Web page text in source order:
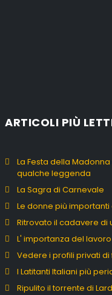
ARTICOLI PIÙ
La Festa della
qualche leggenda
La Sagra di Carnevale
Le donne più
Ritrovato il cadavere di
L' importanza del lavoro
Vedere i profili privati
I Latitanti Italiani più
Ripulito il torrente di